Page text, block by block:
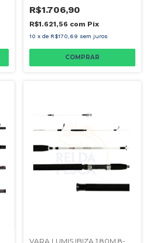
R$1.706,90
R$1.621,56 com Pix
10 x de R$170,69 sem juros
VARA LUMIS IBIZA 1.80M 8-